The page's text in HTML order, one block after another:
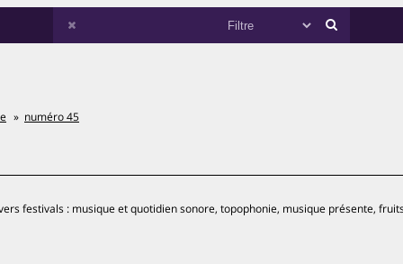
numéro 45
festivals : musique et quotidien sonore, topophonie, musique présente,